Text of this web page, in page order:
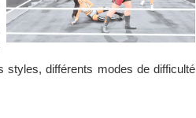
styles, différents modes de difficulté